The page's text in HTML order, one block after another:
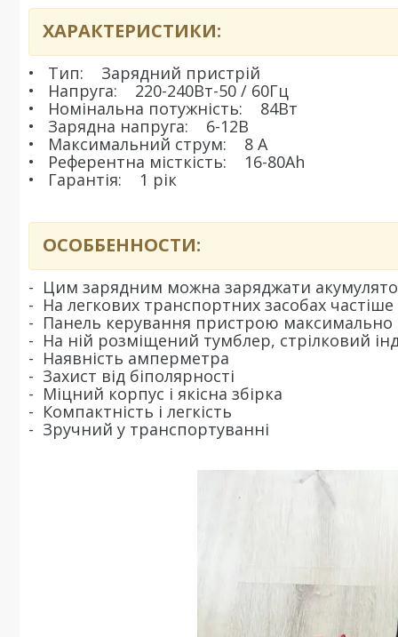
ХАРАКТЕРИСТИКИ:
• Тип: Зарядний пристрій
• Напруга: 220-240Вт-50 / 60Гц
• Номінальна потужність: 84Вт
• Зарядна напруга: 6-12В
• Максимальний струм: 8 А
• Референтна місткість: 16-80Аh
• Гарантія: 1 рік
ОСОББЕННОСТИ:
- Цим зарядним можна заряджати
- На легкових транспортних засобах
- Панель керування пристрою максимально
- На ній розміщений тумблер, стрілковий
- Наявність амперметра
- Захист від біполярності
- Міцний корпус і якісна збірка
- Компактність і легкість
- Зручний у транспортуванні